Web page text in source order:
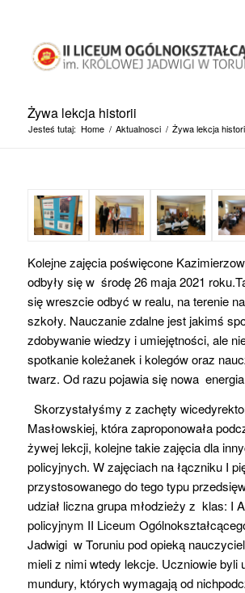
Żywa lekcja historii
Jesteś tutaj: Home / Aktualnosci / Żywa lekcja
Kolejne zajęciapoświęcone
odbyły się w środę26 maja 2021 roku.
się wreszcie odbyć w realu, na terenie
szkoły. Nauczanie zdalne jest jakimś
zdobywanie wiedzy i umiejętności, ale
spotkanie koleżanek i kolegów oraz
twarz. Od razu pojawia się nowa
Skorzystałyśmy z zachęty
Masłowskiej, która zaproponowała
żywej lekcji, kolejne takie zajęcia dla
policyjnych. Wzajęciach na łączniku I
przystosowanego do tego typu
udział liczna grupa młodzieży z klas: I A
policyjnym II Liceum
Jadwigi w Toruniupod opieką
mieli z nimi wtedy lekcje. Uczniowie byli
mundury, których wymagają od nich